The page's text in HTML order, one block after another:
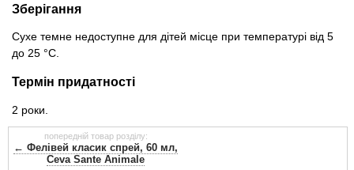
Зберігання
Сухе темне недоступне для дітей місце при температурі від 5
до 25 °С.
Термін придатності
2 роки.
попередній товар розділу:
← Фелівей класик спрей, 60 мл,
Ceva Sante Animale